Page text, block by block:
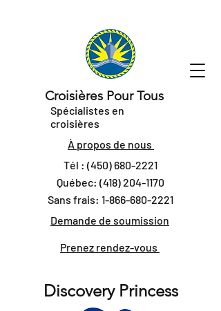
Croisières Pour Tous
Spécialistes en
croisières
À propos de nous
Tél : (450) 680-2221
Québec: (418) 204-1170
Sans frais: 1-866-680-2221
Demande de soumission
Prenez rendez-vous
Discovery Princess